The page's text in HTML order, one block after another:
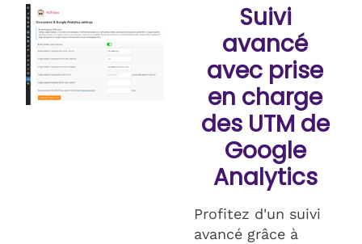
Suivi
avancé
avec prise
en charge
des UTM de
Google
Analytics
Profitez d'un suivi
avancé grâce à